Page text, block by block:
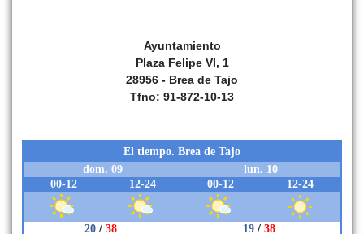
Ayuntamiento
Plaza Felipe VI, 1
28956 - Brea de Tajo
Tfno: 91-872-10-13